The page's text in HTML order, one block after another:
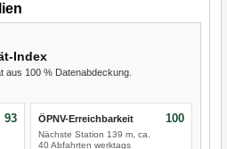
Index
aus 100 % Datenabdeckung.
93 ÖPNV-Erreichbarkeit
Nächste Station 139 m, ca.
40 Abfahrten werktags
100